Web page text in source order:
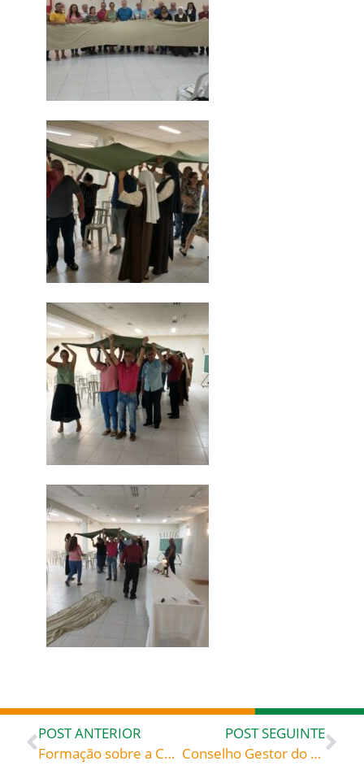
POST ANTERIOR
Formação sobre a Campanha da Fraternidade 2024 no Salão Porta, adjunto à Catedral da Blumenau
POST SEGUINTE
Conselho Gestor do Fundo Diocesano de Solidariedade da Diocese de Blumenau presta contas da exercício de 2023